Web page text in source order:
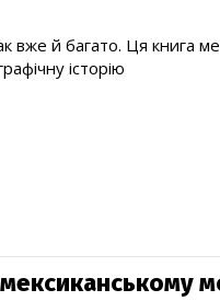
вже й багато. Ця книга
історію